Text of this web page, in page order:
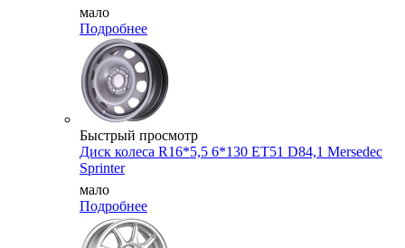
мало
Подробнее
Быстрый просмотр
Диск колеса R16*5,5 6*130 ET51 D84,1 Mersedec
Sprinter
мало
Подробнее